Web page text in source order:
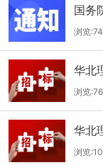
国务
通知
浏览:74
华北
备项
浏览:76
华北
备项
浏览